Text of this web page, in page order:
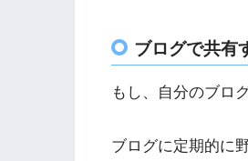
ブログで共有
もし、自分のブロ
ブログに定期的に